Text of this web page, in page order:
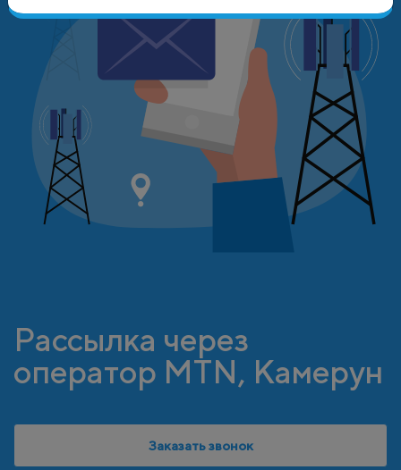
Рассылка через
оператор MTN, Камерун
Заказать звонок